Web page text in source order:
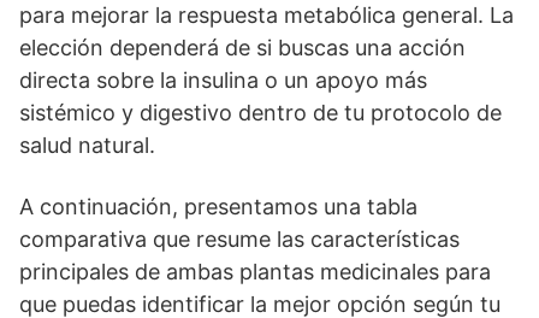
para mejorar la respuesta metabólica general. La
elección dependerá de si buscas una acción
directa sobre la insulina o un apoyo más
sistémico y digestivo dentro de tu protocolo de
salud natural.
A continuación, presentamos una tabla
comparativa que resume las características
principales de ambas plantas medicinales para
que puedas identificar la mejor opción según tu